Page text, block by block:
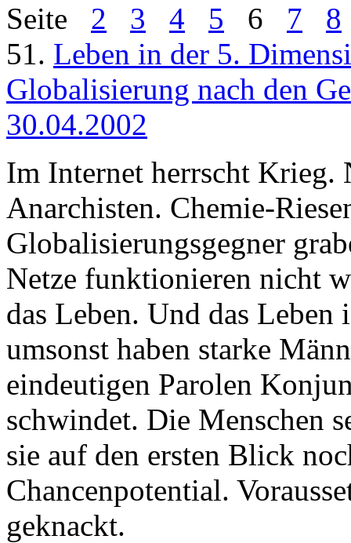
Seite 2 3 4 5 6 7 8
51. Leben in der 5.
Globalisierung nach den
30.04.2002
Im Internet herrscht Krieg.
Anarchisten. Chemie-
Globalisierungsgegner
Netze funktionieren nicht
das Leben. Und das
umsonst haben starke
eindeutigen Parolen
schwindet. Die Menschen
sie auf den ersten Blick
Chancenpotential.
geknackt.